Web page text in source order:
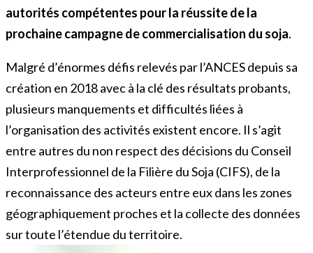
autorités compétentes pour la réussite de la
prochaine campagne de commercialisation du soja.
Malgré d’énormes défis relevés par l’ANCES depuis sa
création en 2018 avec à la clé des résultats probants,
plusieurs manquements et difficultés liées à
l’organisation des activités existent encore. Il s’agit
entre autres du non respect des décisions du Conseil
Interprofessionnel de la Filière du Soja (CIFS), de la
reconnaissance des acteurs entre eux dans les zones
géographiquement proches et la collecte des données
sur toute l’étendue du territoire.